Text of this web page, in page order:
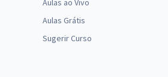
Aulas ao Vivo
Aulas Grátis
Sugerir Curso